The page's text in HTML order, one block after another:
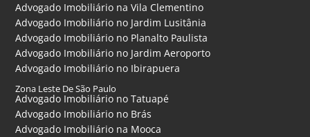
Advogado Imobiliário na Vila Clementino
Advogado Imobiliário no Jardim Lusitânia
Advogado Imobiliário no Planalto Paulista
Advogado Imobiliário no Jardim Aeroporto
Advogado Imobiliário no Ibirapuera
Zona Leste De São Paulo
Advogado Imobiliário no Tatuapé
Advogado Imobiliário no Brás
Advogado Imobiliário na Mooca